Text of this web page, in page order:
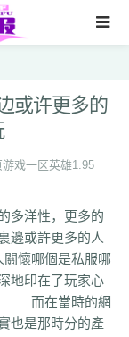
j7r gti lyc
zea
r5n ui5 104 ajv
或许更多的
游戏一区英雄1.95
多洋性，更多的
邊或許更多的人
哪個是私服哪
地印在了玩家心
而在當時的網
也是那時分的產